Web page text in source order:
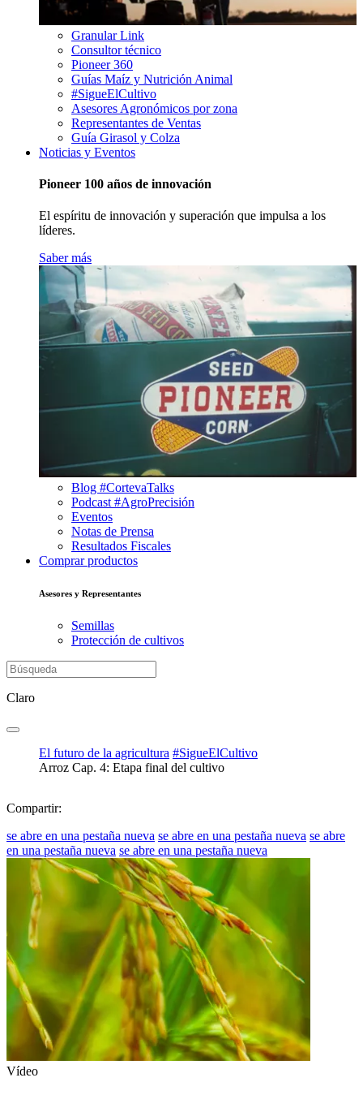
Granular Link
Consultor técnico
Pioneer 360
Guías Maíz y Nutrición Animal
#SigueElCultivo
Asesores Agronómicos por zona
Representantes de Ventas
Guía Girasol y Colza
Noticias y Eventos
Pioneer 100 años de innovación
El espíritu de innovación y superación que impulsa a los
líderes.
Saber más
Blog #CortevaTalks
Podcast #AgroPrecisión
Eventos
Notas de Prensa
Resultados Fiscales
Comprar productos
Asesores y Representantes
Semillas
Protección de cultivos
Claro
El futuro de la agricultura #SigueElCultivo
Arroz Cap. 4: Etapa final del cultivo
Compartir:
se abre en una pestaña nueva se abre en una pestaña nueva se abre
en una pestaña nueva se abre en una pestaña nueva
Vídeo